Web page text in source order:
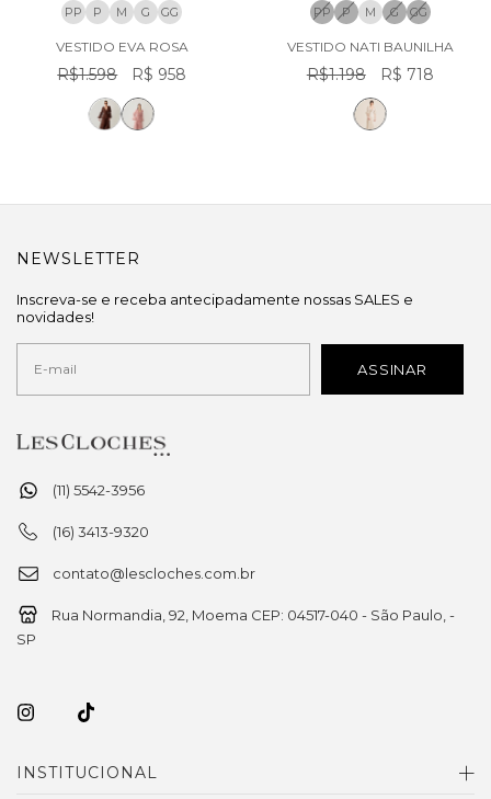
PP P M G GG
VESTIDO EVA ROSA
R$1.598 R$ 958
PP P M G GG
VESTIDO NATI BAUNILHA
R$1.198 R$ 718
(11) 5542-3956
(16) 3413-9320
contato@lescloches.com.br
Rua Normandia, 92, Moema CEP: 04517-040 - São Paulo, -
SP
INSTITUCIONAL
NEWSLETTER
Inscreva-se e receba antecipadamente nossas SALES e
novidades!